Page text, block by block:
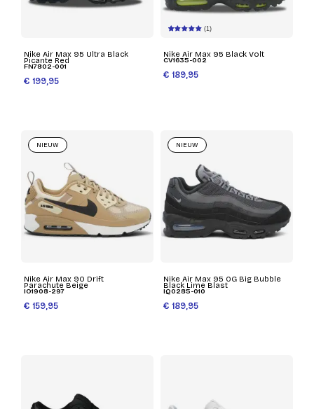
Nike Air Max 95 Ultra Black
Picante Red
FN7802-001
€ 199,95
(1)
Nike Air Max 95 Black Volt
CV1635-002
€ 189,95
Nike Air Max 90 Drift
Parachute Beige
IO1908-297
€ 159,95
NIEUW
Nike Air Max 95 OG Big Bubble
Black Lime Blast
IQ0285-010
€ 189,95
NIEUW